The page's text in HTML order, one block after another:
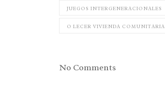
JUEGOS INTERGENERACIONALES
O LECER VIVIENDA COMUNITARIA
No Comments